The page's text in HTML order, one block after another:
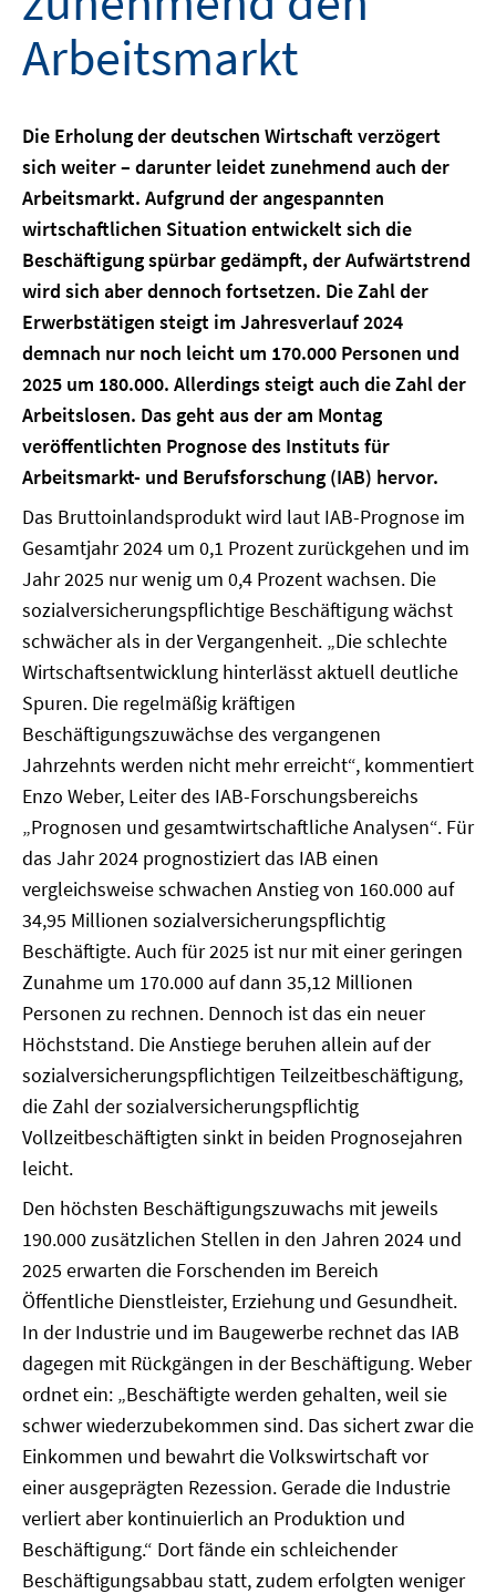
Arbeitsmarkt
Die Erholung der deutschen Wirtschaft verzögert
sich weiter – darunter leidet zunehmend auch der
Arbeitsmarkt. Aufgrund der angespannten
wirtschaftlichen Situation entwickelt sich die
Beschäftigung spürbar gedämpft, der Aufwärtstrend
wird sich aber dennoch fortsetzen. Die Zahl der
Erwerbstätigen steigt im Jahresverlauf 2024
demnach nur noch leicht um 170.000 Personen und
2025 um 180.000. Allerdings steigt auch die Zahl der
Arbeitslosen. Das geht aus der am Montag
veröffentlichten Prognose des Instituts für
Arbeitsmarkt- und Berufsforschung (IAB) hervor.
Das Bruttoinlandsprodukt wird laut IAB-Prognose im
Gesamtjahr 2024 um 0,1 Prozent zurückgehen und im
Jahr 2025 nur wenig um 0,4 Prozent wachsen. Die
sozialversicherungspflichtige Beschäftigung wächst
schwächer als in der Vergangenheit. „Die schlechte
Wirtschaftsentwicklung hinterlässt aktuell deutliche
Spuren. Die regelmäßig kräftigen
Beschäftigungszuwächse des vergangenen
Jahrzehnts werden nicht mehr erreicht“, kommentiert
Enzo Weber, Leiter des IAB-Forschungsbereichs
„Prognosen und gesamtwirtschaftliche Analysen“. Für
das Jahr 2024 prognostiziert das IAB einen
vergleichsweise schwachen Anstieg von 160.000 auf
34,95 Millionen sozialversicherungspflichtig
Beschäftigte. Auch für 2025 ist nur mit einer geringen
Zunahme um 170.000 auf dann 35,12 Millionen
Personen zu rechnen. Dennoch ist das ein neuer
Höchststand. Die Anstiege beruhen allein auf der
sozialversicherungspflichtigen Teilzeitbeschäftigung,
die Zahl der sozialversicherungspflichtig
Vollzeitbeschäftigten sinkt in beiden Prognosejahren
leicht.
Den höchsten Beschäftigungszuwachs mit jeweils
190.000 zusätzlichen Stellen in den Jahren 2024 und
2025 erwarten die Forschenden im Bereich
Öffentliche Dienstleister, Erziehung und Gesundheit.
In der Industrie und im Baugewerbe rechnet das IAB
dagegen mit Rückgängen in der Beschäftigung. Weber
ordnet ein: „Beschäftigte werden gehalten, weil sie
schwer wiederzubekommen sind. Das sichert zwar die
Einkommen und bewahrt die Volkswirtschaft vor
einer ausgeprägten Rezession. Gerade die Industrie
verliert aber kontinuierlich an Produktion und
Beschäftigung.“ Dort fände ein schleichender
Beschäftigungsabbau statt, zudem erfolgten weniger